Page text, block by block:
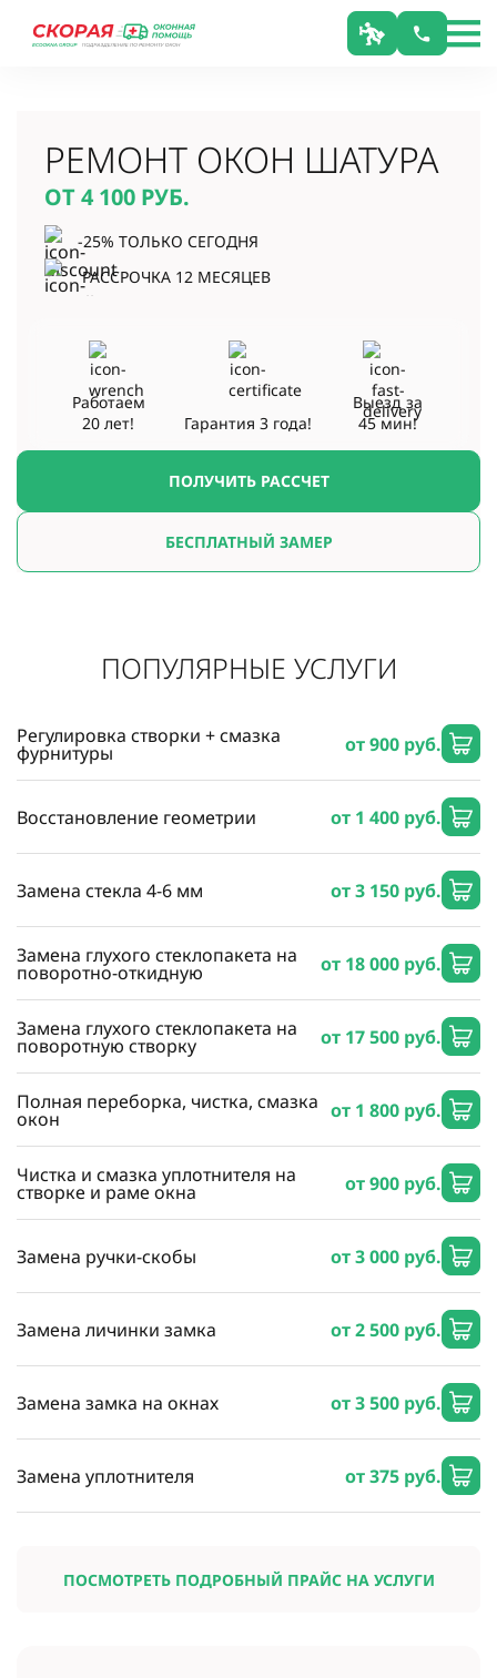
РЕМОНТ ОКОН ШАТУРА
ОТ 4 100 РУБ.
-25% ТОЛЬКО СЕГОДНЯ
РАССРОЧКА 12 МЕСЯЦЕВ
ПОЛУЧИТЬ РАССЧЕТ
БЕСПЛАТНЫЙ ЗАМЕР
Работаем
20 лет!
Гарантия3 года!
Выезд за
45 мин!
ПОПУЛЯРНЫЕ УСЛУГИ
Регулировка створки + смазка
фурнитуры от 900 руб.
Восстановление геометрии от 1 400 руб.
Замена стекла 4-6 мм от 3 150 руб.
Замена глухого стеклопакета на
поворотно-откидную от 18 000 руб.
Замена глухого стеклопакета на
поворотную створку от 17 500 руб.
Полная переборка, чистка, смазка
окон от 1 800 руб.
Чистка и смазка уплотнителя на
створке и раме окна от 900 руб.
Замена ручки-скобы от 3 000 руб.
Замена личинки замка от 2 500 руб.
Замена замка на окнах от 3 500 руб.
Замена уплотнителя от 375 руб.
ПОСМОТРЕТЬ ПОДРОБНЫЙ ПРАЙС НА УСЛУГИ